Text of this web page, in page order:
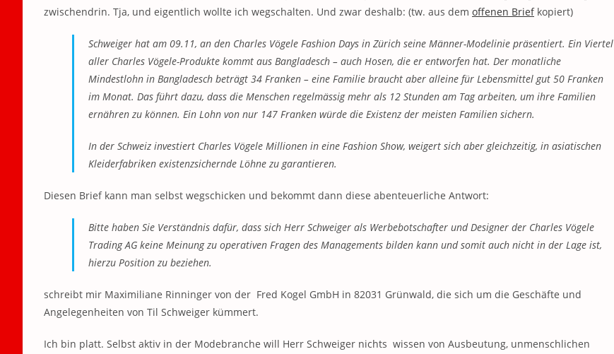
zwischendrin. Tja, und eigentlich wollte ich wegschalten. Und zwar deshalb: (tw. aus dem offenen Briefkopiert)
Schweiger hat am 09.11, an den Charles Vögele Fashion Days in Zürich seine Männer-Modelinie präsentiert. Ein Viertel
aller Charles Vögele-Produkte kommt aus Bangladesch – auch Hosen, die er entworfen hat. Der monatliche
Mindestlohn in Bangladesch beträgt 34 Franken – eine Familie braucht aber alleine für Lebensmittel gut 50 Franken
im Monat. Das führt dazu, dass die Menschen regelmässig mehr als 12 Stunden am Tag arbeiten, um ihre Familien
ernähren zu können. Ein Lohn von nur 147 Franken würde die Existenz der meisten Familien sichern.
In der Schweiz investiert Charles Vögele Millionen in eine Fashion Show, weigert sich aber gleichzeitig, in asiatischen
Kleiderfabriken existenzsichernde Löhne zu garantieren.
Diesen Brief kann man selbst wegschicken und bekommt dann diese abenteuerliche Antwort:
Bitte haben Sie Verständnis dafür, dass sich Herr Schweiger als Werbebotschafter und Designer der Charles Vögele
Trading AG keine Meinung zu operativen Fragen des Managements bilden kann und somit auch nicht in der Lage ist,
hierzu Position zu beziehen.
schreibt mir Maximiliane Rinninger von der Fred Kogel GmbH in 82031 Grünwald, die sich um die Geschäfte und
Angelegenheiten von Til Schweiger kümmert.
Ich bin platt. Selbst aktiv in der Modebranche will Herr Schweiger nichts wissen von Ausbeutung, unmenschlichen